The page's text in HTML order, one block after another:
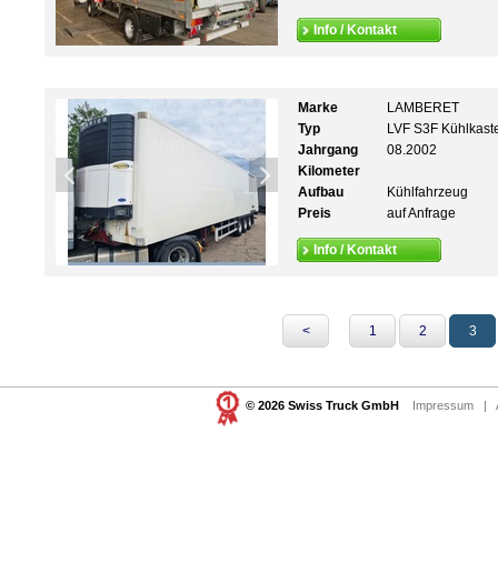
Info / Kontakt
Marke
LAMBERET
Typ
LVF S3F
Jahrgang
08.2002
Kilometer
Aufbau
Kühlfahrzeug
Preis
auf Anfrage
Info / Kontakt
< 1 2 3
© 2026 Swiss Truck GmbH Impressum |